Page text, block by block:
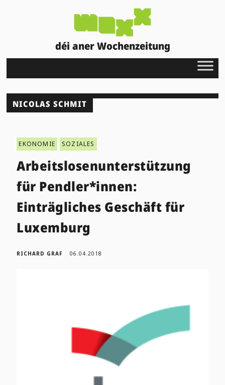
déi aner Wochenzeitung
NICOLAS SCHMIT
EKONOMIE SOZIALES
Arbeitslosenunterstützung
für Pendler*innen:
Einträgliches Geschäft für
Luxemburg
RICHARD GRAF 06.04.2018